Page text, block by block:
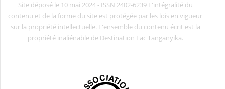
Site déposé le 10 mai 2024 - ISSN 2402-6239 L'intégralité du
contenu et de la forme du site est protégée par les lois en vigueur
sur la propriété intellectuelle. L'ensemble du contenu écrit est la
propriété inaliénable de Destination Lac Tanganyika.